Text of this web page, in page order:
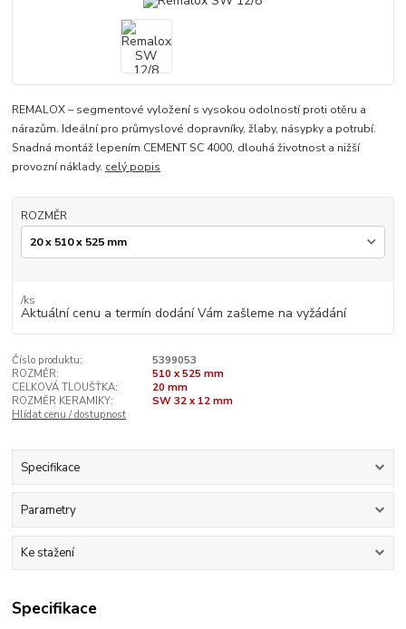
REMALOX – segmentové vyložení s vysokou odolností proti otěru a
nárazům. Ideální pro průmyslové dopravníky, žlaby, násypky a potrubí.
Snadná montáž lepením CEMENT SC 4000, dlouhá životnost a nižší
provozní náklady. celý popis
ROZMĚR
/ks
Aktuální cenu a termín dodání Vám zašleme na vyžádání
Číslo produktu:
5399053
ROZMĚR:
510 x 525 mm
CELKOVÁ TLOUŠŤKA:
20 mm
ROZMĚR KERAMIKY:
SW 32 x 12 mm
Hlídat cenu / dostupnost
Specifikace
Parametry
Ke stažení
Specifikace